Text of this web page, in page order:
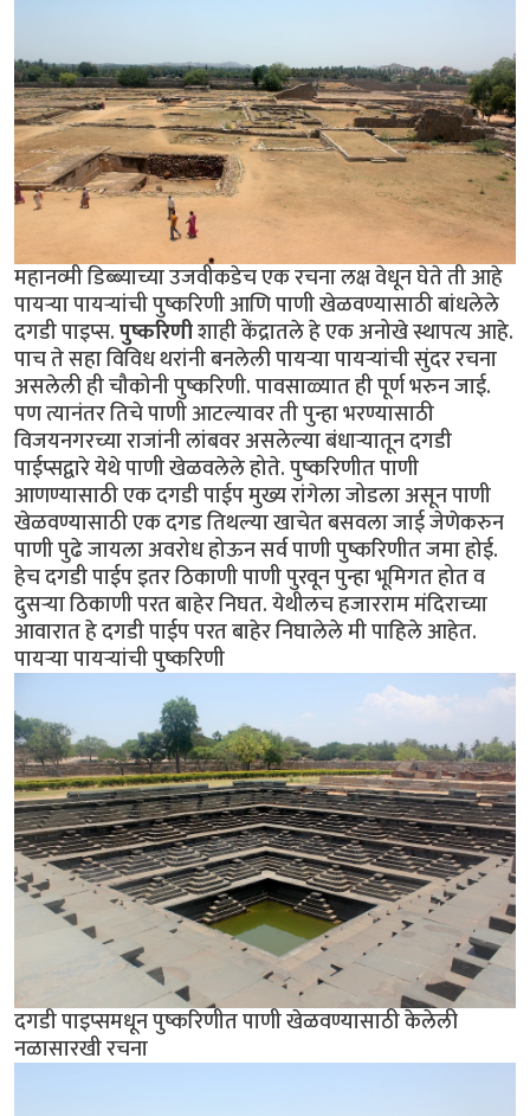
महानव्मी डिब्ब्याच्या उजवीकडेच एक रचना लक्ष वेधून घेते ती आहे
पायर्‍या पायर्‍यांची पुष्करिणी आणि पाणी खेळवण्यासाठी बांधलेले
दगडी पाइप्स.पुष्करिणीशाही केंद्रातले हे एक अनोखे स्थापत्य आहे.
पाच ते सहा विविध थरांनी बनलेली पायर्‍या पायर्‍यांची सुंदर रचना
असलेली ही चौकोनी पुष्करिणी. पावसाळ्यात ही पूर्ण भरुन जाई.
पण त्यानंतर तिचे पाणी आटल्यावर ती पुन्हा भरण्यासाठी
विजयनगरच्या राजांनी लांबवर असलेल्या बंधार्‍यातून दगडी
पाईप्सद्वारे येथे पाणी खेळवलेले होते. पुष्करिणीत पाणी
आणण्यासाठी एक दगडी पाईप मुख्य रांगेला जोडला असून पाणी
खेळवण्यासाठी एक दगड तिथल्या खाचेत बसवला जाई जेणेकरुन
पाणी पुढे जायला अवरोध होऊन सर्व पाणी पुष्करिणीत जमा होई.
हेच दगडी पाईप इतर ठिकाणी पाणी पुरवून पुन्हा भूमिगत होत व
दुसर्‍या ठिकाणी परत बाहेर निघत. येथीलच हजारराम मंदिराच्या
आवारात हे दगडी पाईप परत बाहेर निघालेले मी पाहिले आहेत.
पायर्‍या पायर्‍यांची पुष्करिणी
दगडी पाइप्समधून पुष्करिणीत पाणी खेळवण्यासाठी केलेली
नळासारखी रचना